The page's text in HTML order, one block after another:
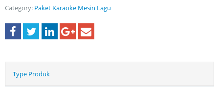
Category: Paket Karaoke Mesin Lagu
Type Produk